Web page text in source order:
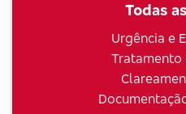
Todas
Urgência e
Tratamento